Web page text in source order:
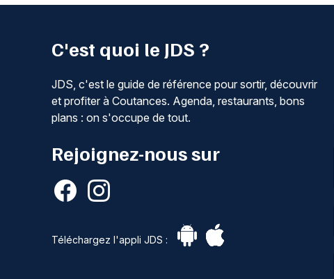
C'est quoi le JDS ?
JDS, c'est le guide de référence pour sortir, découvrir
et profiter à Coutances. Agenda, restaurants, bons
plans : on s'occupe de tout.
Rejoignez-nous sur
Téléchargez l'appli JDS :